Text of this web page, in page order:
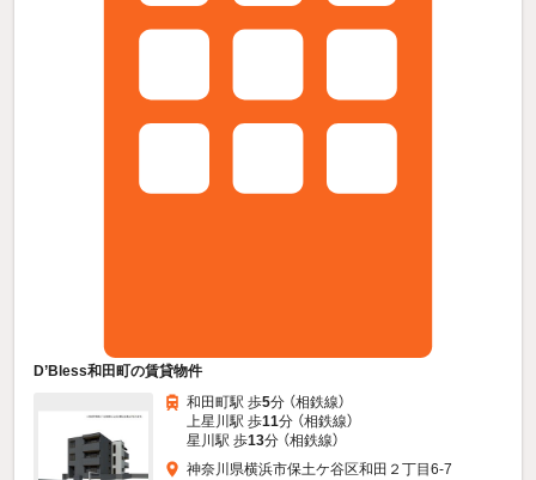
D’Bless和田町の賃貸物件
和田町駅 歩5分 （相鉄線）
上星川駅 歩11分 （相鉄線）
星川駅 歩13分 （相鉄線）
神奈川県横浜市保土ケ谷区和田２丁目6-7